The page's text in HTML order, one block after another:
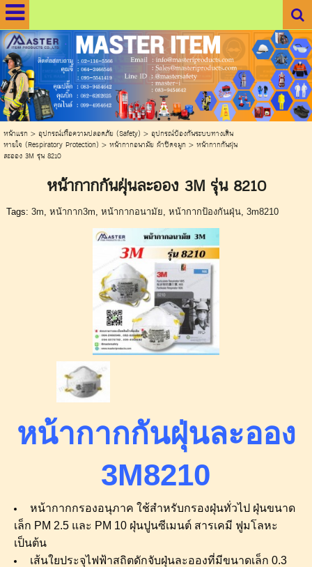
.
.
หน้าแรก> อุปกรณ์เพื่อความปลอดภัย (Safety) > อุปกรณ์ป้องกันระบบทางเดิน
หายใจ (Respiratory Protection) > หน้ากากอนามัย ผ้าปิดจมูก> หน้ากากกันฝุ่น
ละออง 3M รุ่น 8210
หน้ากากกันฝุ่นละออง 3M รุ่น 8210
Tags: 3m หน้ากาก3m หน้ากากอนามัย หน้ากากป้องกันฝุ่น, 3m8210
หน้ากากกันฝุ่นละออง
3M8210
หน้ากากกรองอนุภาค ใช้สำหรับกรองฝุ่นทั่วไป ฝุ่นขนาด
เล็ก PM 2.5 และ PM 10 ฝุ่นปูนซีเมนต์ สารเคมี ฟูมโลหะ
เป็นต้น
เส้นใยประจุไฟฟ้าสถิตดักจับฝุ่นละอองที่มีขนาดเล็ก 0.3